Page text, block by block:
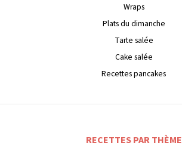
Wraps
Plats du dimanche
Tarte salée
Cake salée
Recettes pancakes
RECETTES PAR THÈME